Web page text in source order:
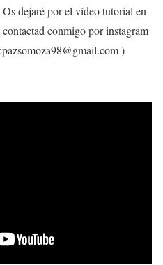
dejaré por el vídeo tutorial en
conmigo por instagram
)